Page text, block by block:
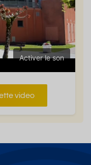
Activer le son
video